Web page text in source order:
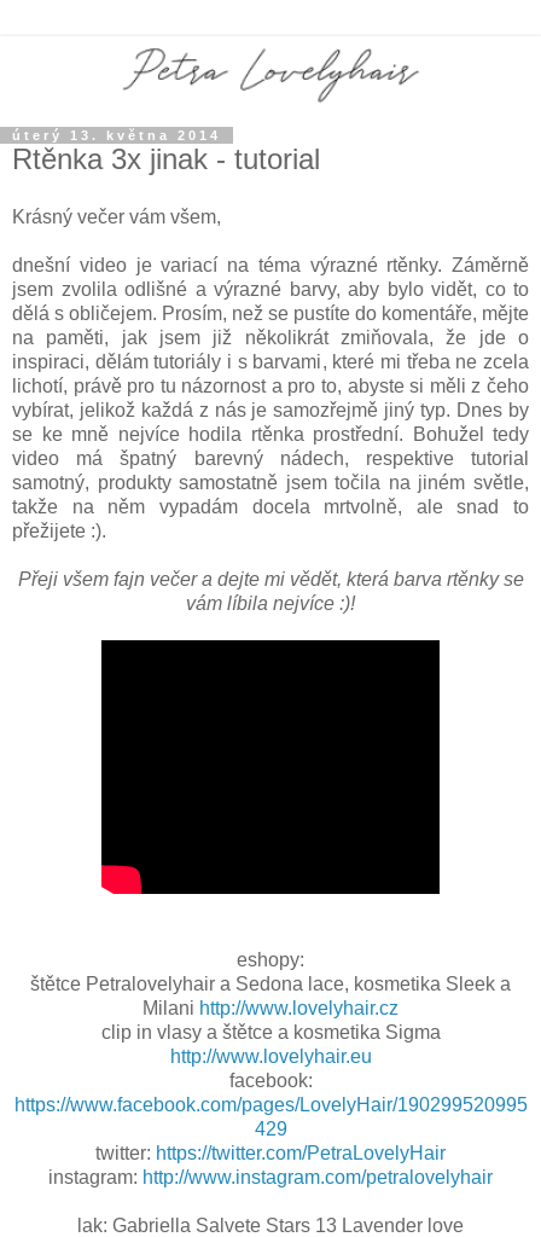
úterý 13. května 2014
Rtěnka 3x jinak - tutorial
Krásný večer vám všem,
dnešní video je variací na téma výrazné rtěnky. Záměrně
jsem zvolila odlišné a výrazné barvy, aby bylo vidět, co to
dělá s obličejem. Prosím, než se pustíte do komentáře, mějte
na paměti, jak jsem již několikrát zmiňovala, že jde o
inspiraci, dělám tutoriály i s barvami, které mi třeba ne zcela
lichotí, právě pro tu názornost a pro to, abyste si měli z čeho
vybírat, jelikož každá z nás je samozřejmě jiný typ. Dnes by
se ke mně nejvíce hodila rtěnka prostřední. Bohužel tedy
video má špatný barevný nádech, respektive tutorial
samotný, produkty samostatně jsem točila na jiném světle,
takže na něm vypadám docela mrtvolně, ale snad to
přežijete :).
Přeji všem fajn večer a dejte mi vědět, která barva rtěnky se
vám líbila nejvíce :)!
eshopy:
štětce Petralovelyhair a Sedona lace, kosmetika Sleek a
Milani http://www.lovelyhair.cz
clip in vlasy a štětce a kosmetika Sigma
http://www.lovelyhair.eu
facebook:
https://www.facebook.com/pages/LovelyHair/190299520995
429
twitter: https://twitter.com/PetraLovelyHair
instagram: http://www.instagram.com/petralovelyhair
lak: Gabriella Salvete Stars 13 Lavender love